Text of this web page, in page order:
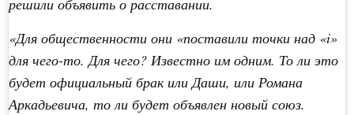
решили объявить о расставании.
«Для общественности они «поставили точки над «i»
для чего-то. Для чего? Известно им одним. То ли это
будет официальный брак или Даши, или Романа
Аркадьевича, то ли будет объявлен новый союз.